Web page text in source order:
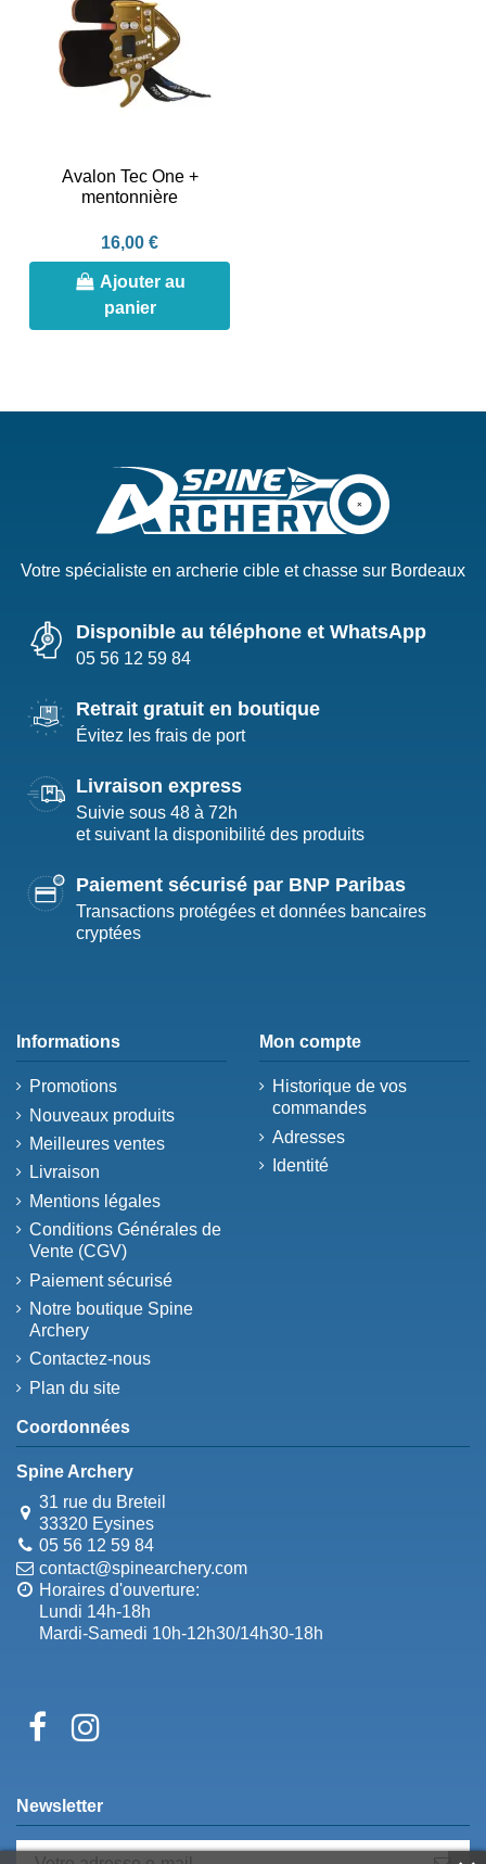
Avalon Tec One +
mentonnière
16,00 €
Ajouter au
panier
Votre spécialiste en archerie cible et chasse sur Bordeaux
Disponible au téléphone et WhatsApp
05 56 12 59 84
Retrait gratuit en boutique
Évitez les frais de port
Livraison express
Suivie sous 48 à 72h
et suivant la disponibilité des produits
Paiement sécurisé par BNP Paribas
Transactions protégées et données bancaires
cryptées
Informations
Promotions
Nouveaux produits
Meilleures ventes
Livraison
Mentions légales
Conditions Générales de
Vente (CGV)
Paiement sécurisé
Notre boutique Spine
Archery
Contactez-nous
Plan du site
Mon compte
Historique de vos
commandes
Adresses
Identité
Coordonnées
Spine Archery
31 rue du Breteil
33320 Eysines
05 56 12 59 84
contact@spinearchery.com
Horaires d'ouverture:
Lundi 14h-18h
Mardi-Samedi 10h-12h30/14h30-18h
Newsletter